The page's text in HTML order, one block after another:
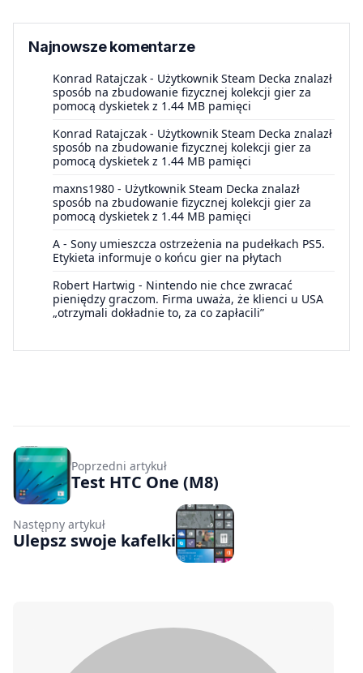
Najnowsze komentarze
Konrad Ratajczak - Użytkownik Steam Decka znalazł
sposób na zbudowanie fizycznej kolekcji gier za
pomocą dyskietek z 1.44 MB pamięci
Konrad Ratajczak - Użytkownik Steam Decka znalazł
sposób na zbudowanie fizycznej kolekcji gier za
pomocą dyskietek z 1.44 MB pamięci
maxns1980 - Użytkownik Steam Decka znalazł
sposób na zbudowanie fizycznej kolekcji gier za
pomocą dyskietek z 1.44 MB pamięci
A - Sony umieszcza ostrzeżenia na pudełkach PS5.
Etykieta informuje o końcu gier na płytach
Robert Hartwig - Nintendo nie chce zwracać
pieniędzy graczom. Firma uważa, że klienci u USA
„otrzymali dokładnie to, za co zapłacili”
Poprzedni artykuł
Test HTC One (M8)
Następny artykuł
Ulepsz swoje kafelki